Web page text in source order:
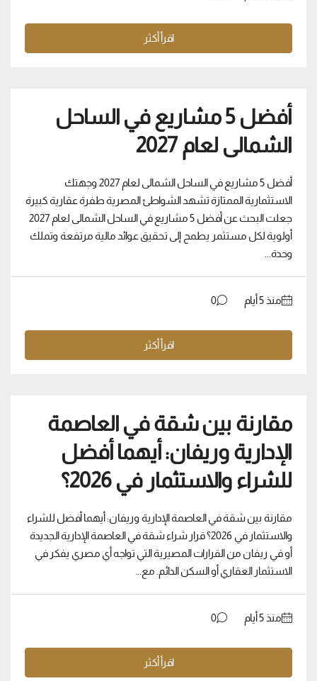
اقرأ أكثر
أفضل 5 مشاريع في الساحل
الشمالى لعام 2027
أفضل 5 مشاريع في الساحل الشمالى لعام 2027 وجهتك
الاستثمارية الممتازة تشهد الشواطئ المصرية طفرة عقارية كبيرة
جعلت البحث عن أفضل 5 مشاريع في الساحل الشمالى لعام 2027
أولوية لكل مستثمر يطمح إلى تحقيق عوائد مالية مرتفعة وتملك
وحدة...
منذ ‏5 أيام 0
اقرأ أكثر
مقارنة بين شقة في العاصمة
الإدارية وريفان: أيهما أفضل
للشراء والاستثمار في 2026؟
مقارنة بين شقة في العاصمة الإدارية وريفان: أيهما أفضل للشراء
والاستثمار في 2026؟ قرار شراء شقة في العاصمة الإدارية الجديدة
أو في ريفان من القرارات المصيرية التي تواجه أي مصري يفكر في
الاستثمار العقاري أو السكن الدائم. مع...
منذ ‏5 أيام 0
اقرأ أكثر